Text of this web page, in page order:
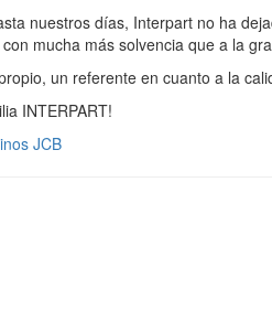
nuestros días, Interpart no ha
mucha más solvencia que a la
un referente en cuanto a la
INTERPART!
JCB